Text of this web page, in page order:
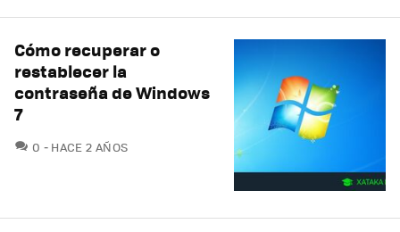
Cómo recuperar o
restablecer la
contraseña de Windows
7
0 COMENTARIOS
HACE 2 AÑOS